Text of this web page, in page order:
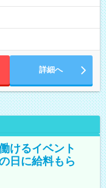
詳細へ
けるイベント
日に給料もら